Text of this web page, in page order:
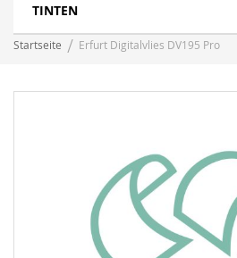
TINTEN
Startseite Erfurt Digitalvlies DV195 Pro